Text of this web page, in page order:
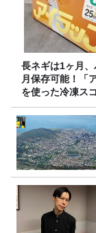
長ネギは1ヶ月
月保存可能！「
を使った冷凍ス